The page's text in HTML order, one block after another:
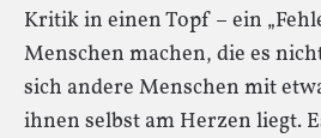
Kritik in einen Topf – ein
Menschen machen, die es
sich andere Menschen mit
ihnen selbst am Herzen liegt.